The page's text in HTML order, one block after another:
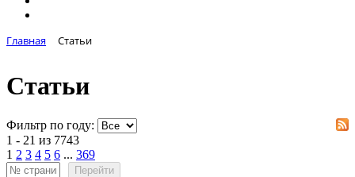
Главная Статьи
Статьи
Фильтр по году:
1 - 21 из 7743
1 2 3 4 5 6 ... 369
Перейти